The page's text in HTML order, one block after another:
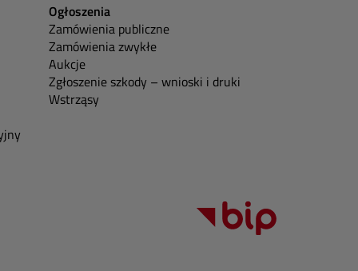
Ogłoszenia
Zamówienia publiczne
Zamówienia zwykłe
Aukcje
Zgłoszenie szkody – wnioski i druki
Wstrząsy